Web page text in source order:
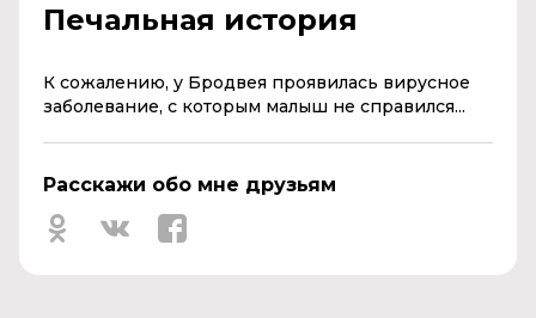
Печальная история
К сожалению, у Бродвея проявилась вирусное
заболевание, с которым малыш не справился...
Расскажи обо мне друзьям